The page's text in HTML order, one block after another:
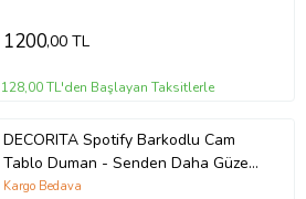
1200,00 TL
128,00 TL'den Başlayan Taksitlerle
DECORITA Spotify Barkodlu Cam
Tablo Duman - Senden Daha Güzel
30cm x 40cm
Kargo Bedava